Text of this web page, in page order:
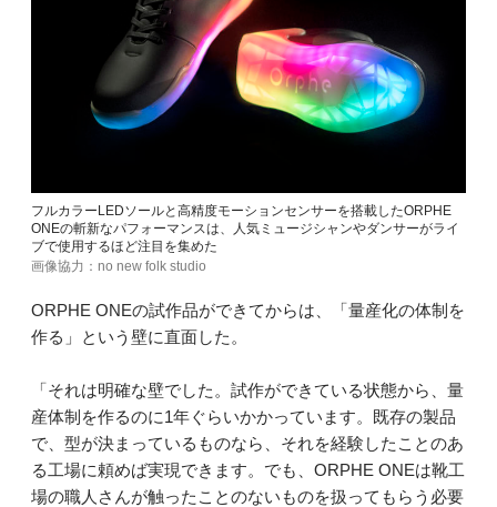
フルカラーLEDソールと高精度モーションセンサーを搭載したORPHE
ONEの斬新なパフォーマンスは、人気ミュージシャンやダンサーがライ
ブで使用するほど注目を集めた
画像協力：no new folk studio
ORPHE ONEの試作品ができてからは、「量産化の体制を
作る」という壁に直面した。
「それは明確な壁でした。試作ができている状態から、量
産体制を作るのに1年ぐらいかかっています。既存の製品
で、型が決まっているものなら、それを経験したことのあ
る工場に頼めば実現できます。でも、ORPHE ONEは靴工
場の職人さんが触ったことのないものを扱ってもらう必要